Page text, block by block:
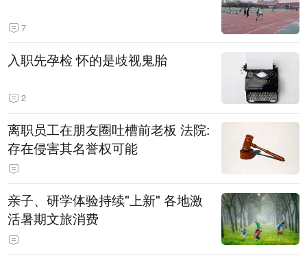
7
入职先孕检 怀的是歧视鬼胎
2
离职员工在朋友圈吐槽前老板 法院:
存在侵害其名誉权可能
亲子、研学体验持续"上新" 各地激
活暑期文旅消费